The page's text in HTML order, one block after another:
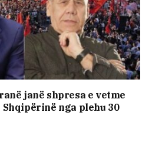
janë shpresa e vetme
nga plehu 30